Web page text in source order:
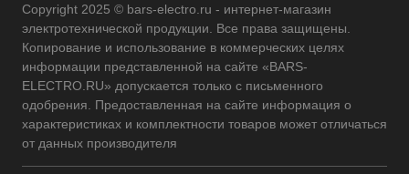
Copyright 2025 © bars-electro.ru - интернет-магазин
электротехнической продукции. Все права защищены.
Копирование и использование в коммерческих целях
информации представленной на сайте «BARS-
ELECTRO.RU» допускается только с письменного
одобрения. Предоставленная на сайте информация о
характеристиках и комплектности товаров может отличаться
от данных производителя